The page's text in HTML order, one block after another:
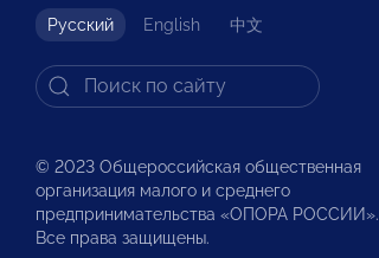
Русский English 中文
© 2023 Общероссийская общественная
организация малого и среднего
предпринимательства «ОПОРА РОССИИ».
Все права защищены.